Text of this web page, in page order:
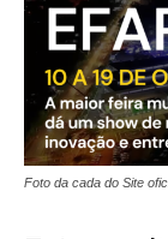
Foto da cada do Site